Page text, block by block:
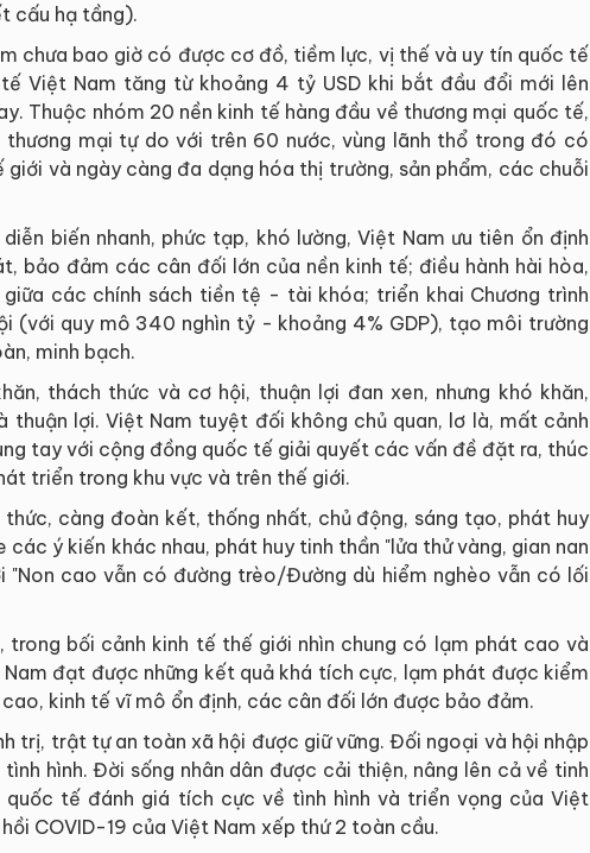
cấu hạ tầng).
chưa bao giờ có được cơ đồ, tiềm lực, vị thế và uy tín quốc tế
Việt Nam tăng từ khoảng 4 tỷ USD khi bắt đầu đổi mới lên
Thuộc nhóm 20 nền kinh tế hàng đầu về thương mại quốc tế,
mại tự do với trên 60 nước, vùng lãnh thổ trong đó có
và ngày càng đa dạng hóa thị trường, sản phẩm, các chuỗi
biến nhanh, phức tạp, khó lường, Việt Nam ưu tiên ổn định
bảo đảm các cân đối lớn của nền kinh tế; điều hành hài hòa,
giữa các chính sách tiền tệ - tài khóa; triển khai Chương trình
(với quy mô 340 nghìn tỷ - khoảng 4% GDP), tạo môi trường
minh bạch.
thách thức và cơ hội, thuận lợi đan xen, nhưng khó khăn,
thuận lợi. Việt Nam tuyệt đối không chủ quan, lơ là, mất cảnh
tay với cộng đồng quốc tế giải quyết các vấn đề đặt ra, thúc
triển trong khu vực và trên thế giới.
càng đoàn kết, thống nhất, chủ động, sáng tạo, phát huy
ý kiến khác nhau, phát huy tinh thần "lửa thử vàng, gian nan
"Non cao vẫn có đường trèo/Đường dù hiểm nghèo vẫn có lối
trong bối cảnh kinh tế thế giới nhìn chung có lạm phát cao và
đạt được những kết quả khá tích cực, lạm phát được kiểm
kinh tế vĩ mô ổn định, các cân đối lớn được bảo đảm.
trị, trật tự an toàn xã hội được giữ vững. Đối ngoại và hội nhập
hình. Đời sống nhân dân được cải thiện, nâng lên cả về tinh
tế đánh giá tích cực về tình hình và triển vọng của Việt
COVID-19 của Việt Nam xếp thứ 2 toàn cầu.